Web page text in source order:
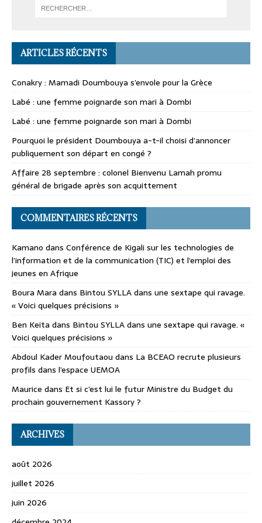
ARTICLES RÉCENTS
Conakry : Mamadi Doumbouya s’envole pour la Grèce
Labé : une femme poignarde son mari à Dombi
Labé : une femme poignarde son mari à Dombi
Pourquoi le président Doumbouya a-t-il choisi d’annoncer
publiquement son départ en congé ?
Affaire 28 septembre : colonel Bienvenu Lamah promu
général de brigade après son acquittement
COMMENTAIRES RÉCENTS
Kamano dans Conférence de Kigali sur les technologies de
l’information et de la communication (TIC) et l’emploi des
jeunes en Afrique
Boura Mara dans Bintou SYLLA dans une sextape qui ravage.
« Voici quelques précisions »
Ben Keita dans Bintou SYLLA dans une sextape qui ravage. «
Voici quelques précisions »
Abdoul Kader Moufoutaou dans La BCEAO recrute plusieurs
profils dans l’espace UEMOA
Maurice dans Et si c’est lui le futur Ministre du Budget du
prochain gouvernement Kassory ?
ARCHIVES
août 2026
juillet 2026
juin 2026